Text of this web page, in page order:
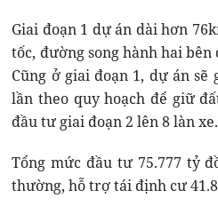
Giai đoạn 1 dự án dài hơn
tốc, đường song hành hai
Cũng ở giai đoạn 1, dự án
lần theo quy hoạch để giữ
đầu tư giai đoạn 2 lên 8 làn xe.
Tổng mức đầu tư 75.777 tỷ
thường, hỗ trợ tái định cư